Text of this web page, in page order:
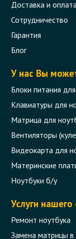
Доставка и
Сотрудничество
Гарантия
Блог
У нас Вы
Блоки питания
Клавиатуры для
Матрица для
Вентиляторы
Видеокарта для
Материнские
Ноутбуки б/у
Услуги нашего
Ремонт ноутбука
Замена матрицы в